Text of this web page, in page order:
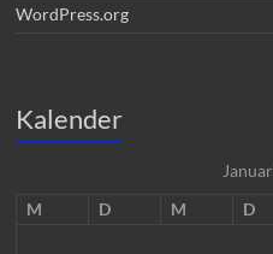
WordPress.org
Kalender
M
D M D